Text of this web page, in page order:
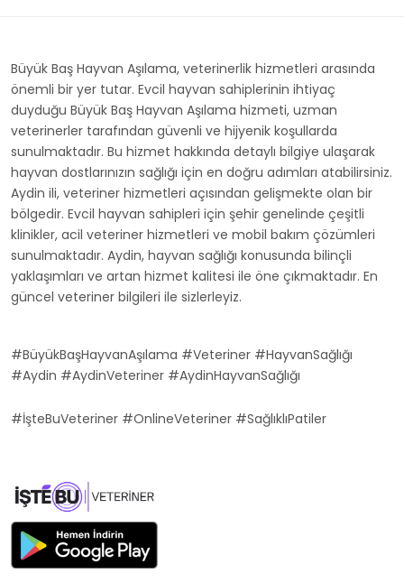
Büyük Baş Hayvan Aşılama, veterinerlik hizmetleri arasında
önemli bir yer tutar. Evcil hayvan sahiplerinin ihtiyaç
duyduğu Büyük Baş Hayvan Aşılama hizmeti, uzman
veterinerler tarafından güvenli ve hijyenik koşullarda
sunulmaktadır. Bu hizmet hakkında detaylı bilgiye ulaşarak
hayvan dostlarınızın sağlığı için en doğru adımları atabilirsiniz.
Aydin ili, veteriner hizmetleri açısından gelişmekte olan bir
bölgedir. Evcil hayvan sahipleri için şehir genelinde çeşitli
klinikler, acil veteriner hizmetleri ve mobil bakım çözümleri
sunulmaktadır. Aydin, hayvan sağlığı konusunda bilinçli
yaklaşımları ve artan hizmet kalitesi ile öne çıkmaktadır. En
güncel veteriner bilgileri ile sizlerleyiz.
#BüyükBaşHayvanAşılama #Veteriner #HayvanSağlığı
#Aydin #AydinVeteriner #AydinHayvanSağlığı
#İşteBuVeteriner #OnlineVeteriner #SağlıklıPatiler